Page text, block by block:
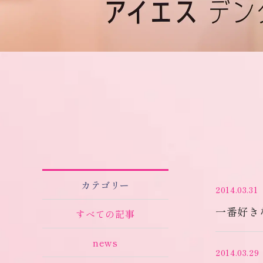
カテゴリー
すべての記事
news
2014.03.31
一番好
2014.03.29